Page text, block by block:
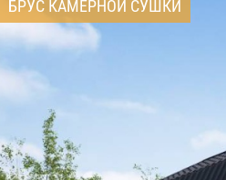
БРУС КАМЕРНОЙ СУШКИ